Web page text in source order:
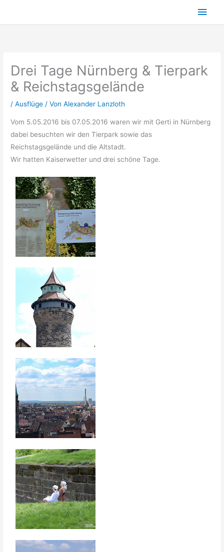
Drei Tage Nürnberg & Tierpark
& Reichstagsgelände
/Ausflüge / VonAlexander Lanzloth
Vom 5.05.2016 bis 07.05.2016 waren wir mit Gerti in Nürnberg
dabei besuchten wir den Tierpark sowie das
Reichstagsgelände und die Altstadt.
Wir hatten Kaiserwetter und drei schöne Tage.